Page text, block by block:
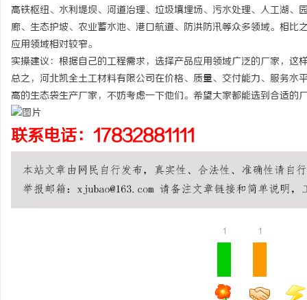
高铁枢纽、水利堤坝、河道治理、垃圾填埋场、污水处理、人工湖
廊、生态护坡、农业蓄水池、港口航道、防洪防汛等众多领域。相
应用领域相对较窄。
实操建议：根据自己的工程需求，选择产品应用领域广泛的厂家，这
总之，河北凯全土工材料有限公司在价格、质量、交付能力、服务
高的生态袋生产厂家，不妨考虑一下他们。希望大家都能选到合适的
联系电话：17832881111
1 1